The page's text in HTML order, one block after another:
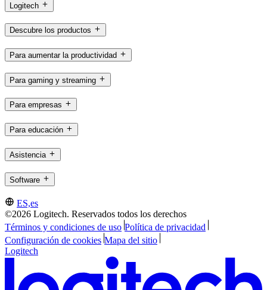
Logitech
Descubre los productos
Para aumentar la productividad
Para gaming y streaming
Para empresas
Para educación
Asistencia
Software
ES,es
©2026 Logitech. Reservados todos los derechos
Términos y condiciones de uso Política de privacidad
Configuración de cookies Mapa del sitio
Logitech